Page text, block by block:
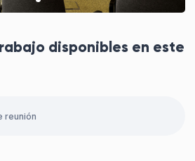
disponibles en este
reunión